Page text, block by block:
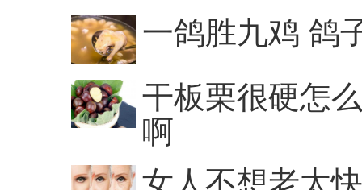
一鸽胜九鸡 鸽
干板栗很硬怎
啊
女人不想老太